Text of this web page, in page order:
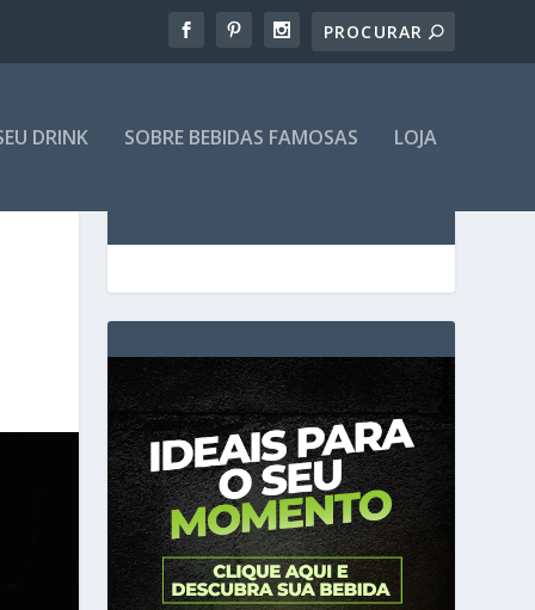
DRINK SOBRE BEBIDAS FAMOSAS LOJA